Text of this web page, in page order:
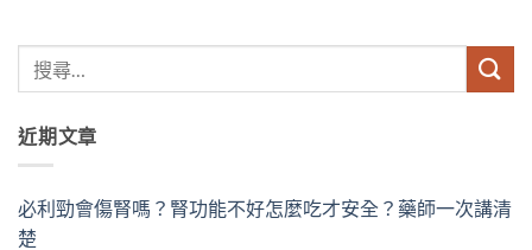
近期文章
必利勁會傷腎嗎？腎功能不好怎麼吃才安全？藥師一次講清
楚